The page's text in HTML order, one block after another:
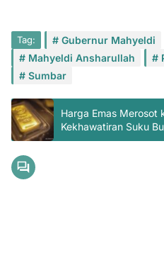
Tag: Gubernur Mahyeldi
Mahyeldi Ansharullah
Sumbar
Harga Emas Merosot
Kekhawatiran Suku